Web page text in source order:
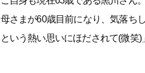
母さまが60歳目前になり、気落ち
という熱い思いにほだされて(微笑)